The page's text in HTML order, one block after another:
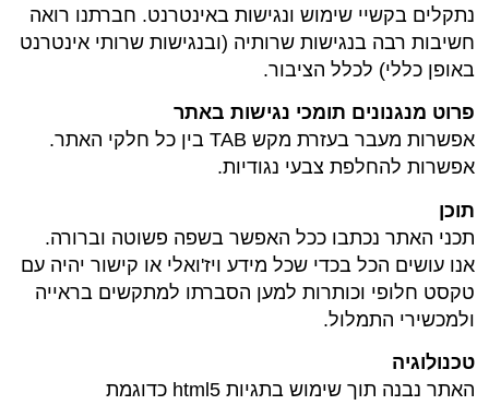
נתקלים בקשיי שימוש ונגישות באינטרנט. חברתנו רואה
חשיבות רבה בנגישות שרותיה (ובנגישות שרותי אינטרנט
באופן כללי) לכלל הציבור.
פרוט מנגנונים תומכי נגישות באתר
אפשרות מעבר בעזרת מקש TAB בין כל חלקי האתר.
אפשרות להחלפת צבעי נגודיות.
תוכן
תכני האתר נכתבו ככל האפשר בשפה פשוטה וברורה.
אנו עושים הכל בכדי שכל מידע ויז'ואלי או קישור יהיה עם
טקסט חלופי וכותרות למען הסברתו למתקשים בראייה
ולמכשירי התמלול.
טכנולוגיה
האתר נבנה תוך שימוש בתגיות html5 כדוגמת